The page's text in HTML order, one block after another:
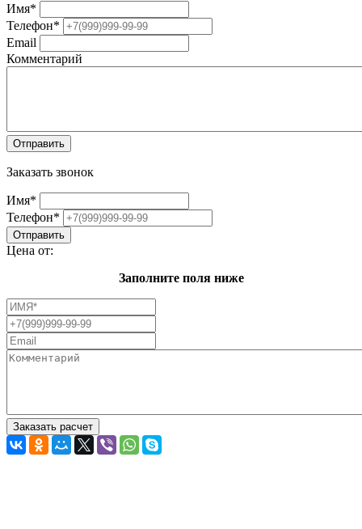
Имя*
Телефон*
Email
Комментарий
Заказать звонок
Имя*
Телефон*
Цена от:
Заполните поля ниже